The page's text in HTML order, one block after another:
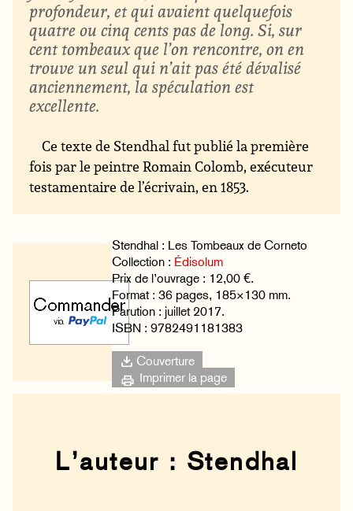
profondeur, et qui avaient quelquefois
quatre ou cinq cents pas de long. Si, sur
cent tombeaux que l’on rencontre, on en
trouve un seul qui n’ait pas été dévalisé
anciennement, la spéculation est
excellente.
Ce texte de Stendhal fut publié la première
fois par le peintre Romain Colomb, exécuteur
testamentaire de l’écrivain, en 1853.
Stendhal : Les Tombeaux de Corneto
Collection : Édisolum
Prix de l’ouvrage : 12,00 €.
Format : 36 pages, 185×130 mm.
Parution : juillet 2017.
ISBN : 9782491181383
Couverture
Imprimer la page
L’auteur : Stendhal